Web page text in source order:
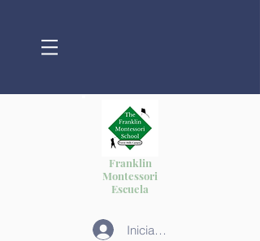
Franklin
Montessori
Escuela
Iniciar sesión